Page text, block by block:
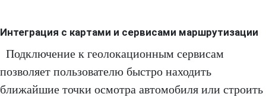
Интеграция с картами и сервисами маршрутизации
Подключение к геолокационным сервисам
позволяет пользователю быстро находить
ближайшие точки осмотра автомобиля или строить